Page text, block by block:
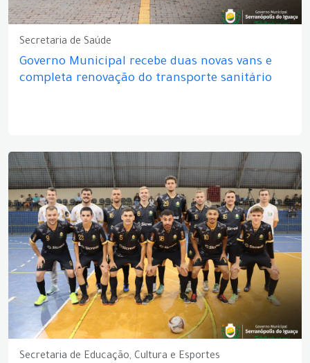
Secretaria de Saúde
Governo Municipal recebe duas novas vans e
completa renovação do transporte sanitário
Secretaria de Educação, Cultura e Esportes